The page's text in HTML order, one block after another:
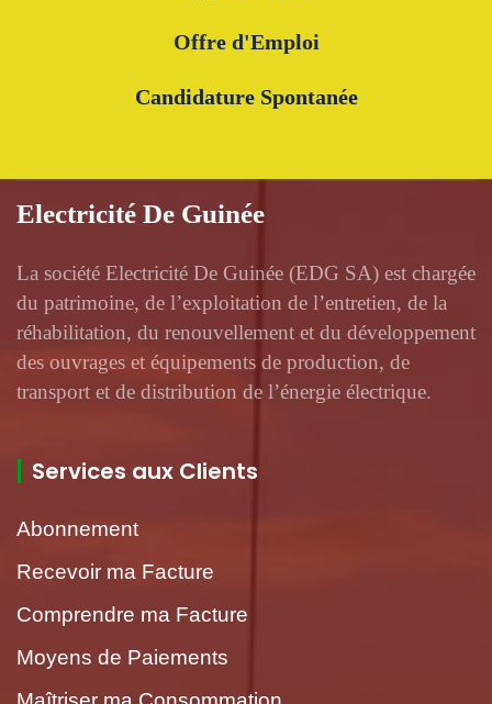
Offre d'Emploi
Candidature Spontanée
Electricité De Guinée
La société Electricité De Guinée (EDG SA) est chargée
du patrimoine, de l’exploitation de l’entretien, de la
réhabilitation, du renouvellement et du développement
des ouvrages et équipements de production, de
transport et de distribution de l’énergie électrique.
Services aux Clients
Abonnement
Recevoir ma Facture
Comprendre ma Facture
Moyens de Paiements